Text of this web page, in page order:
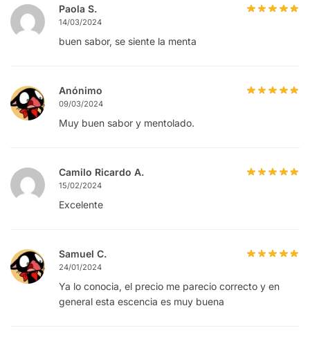
Paola S.
14/03/2024
buen sabor, se siente la menta
Anónimo
09/03/2024
Muy buen sabor y mentolado.
Camilo Ricardo A.
15/02/2024
Excelente
Samuel C.
24/01/2024
Ya lo conocia, el precio me parecio correcto y en
general esta escencia es muy buena